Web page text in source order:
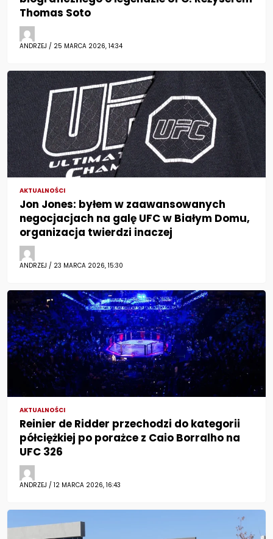
Thomas Soto
ANDRZEJ / 25 MARCA 2026, 14:34
AKTUALNOŚCI
Jon Jones: byłem w zaawansowanych
negocjacjach na galę UFC w Białym Domu,
organizacja twierdzi inaczej
ANDRZEJ / 23 MARCA 2026, 15:30
AKTUALNOŚCI
Reinier de Ridder przechodzi do kategorii
półciężkiej po porażce z Caio Borralho na
UFC 326
ANDRZEJ / 12 MARCA 2026, 16:43